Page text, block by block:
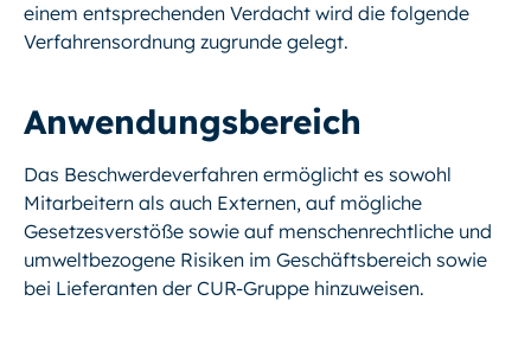
einem entsprechenden Verdacht wird die folgende
Verfahrensordnung zugrunde gelegt.
Anwendungsbereich
Das Beschwerdeverfahren ermöglicht es sowohl
Mitarbeitern als auch Externen, auf mögliche
Gesetzesverstöße sowie auf menschenrechtliche und
umweltbezogene Risiken im Geschäftsbereich sowie
bei Lieferanten der CUR-Gruppe hinzuweisen.